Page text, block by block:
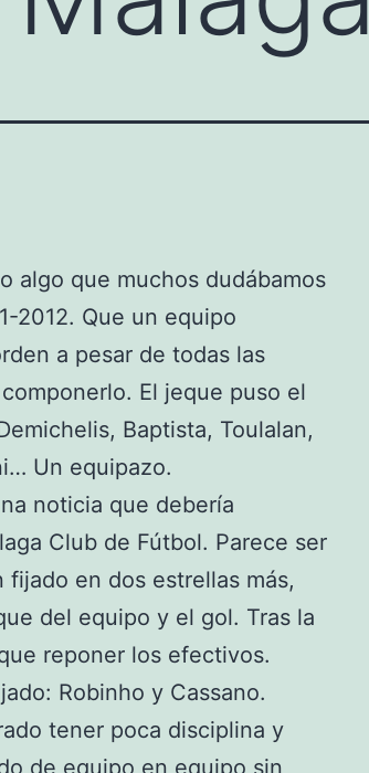
algo que muchos dudábamos
2012. Que un equipo
a pesar de todas las
El jeque puso el
Baptista, Toulalan,
Un equipazo.
noticia que debería
Club de Fútbol. Parece ser
en dos estrellas más,
del equipo y el gol. Tras la
reponer los efectivos.
Robinho y Cassano.
tener poca disciplina y
de equipo en equipo sin